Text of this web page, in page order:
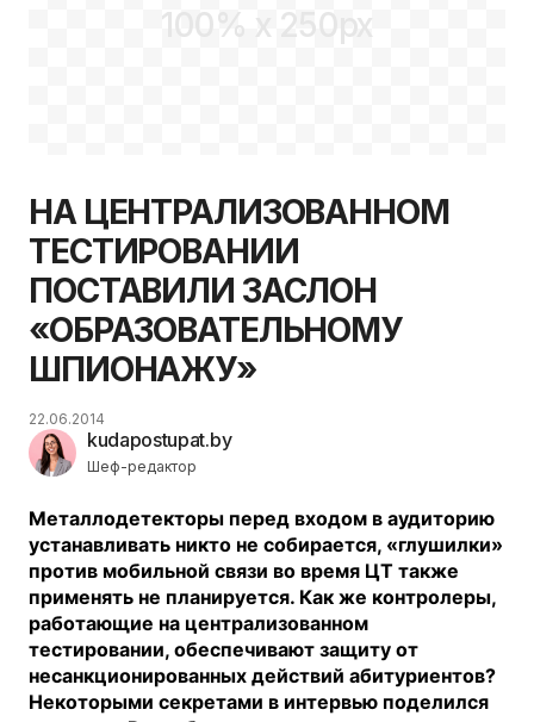
100% x 250px
НА ЦЕНТРАЛИЗОВАННОМ
ТЕСТИРОВАНИИ
ПОСТАВИЛИ ЗАСЛОН
«ОБРАЗОВАТЕЛЬНОМУ
ШПИОНАЖУ»
kudapostupat.by
Шеф-редактор
22.06.2014
Металлодетекторы перед входом в аудиторию
устанавливать никто не собирается, «глушилки»
против мобильной связи во время ЦТ также
применять не планируется. Как же контролеры,
работающие на централизованном
тестировании, обеспечивают защиту от
несанкционированных действий абитуриентов?
Некоторыми секретами в интервью поделился